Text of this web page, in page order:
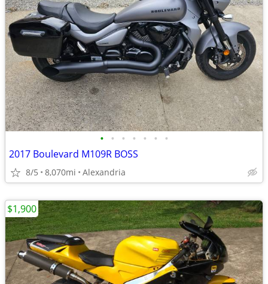
• • • • • • •
2017 Boulevard M109R BOSS
8/5 8,070mi Alexandria
$1,900